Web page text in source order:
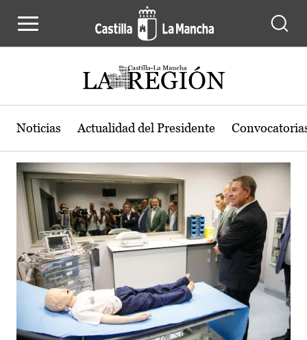
Actualidad de la región de Castilla-
Noticias Actualidad del Presidente